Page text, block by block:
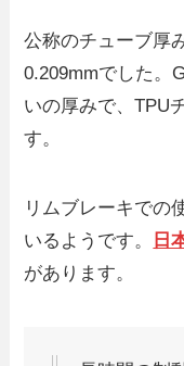
公称のチューブ厚
0.209mmでした。
いの厚みで、TPU
す。
リムブレーキでの
いるようです。
日
があります。